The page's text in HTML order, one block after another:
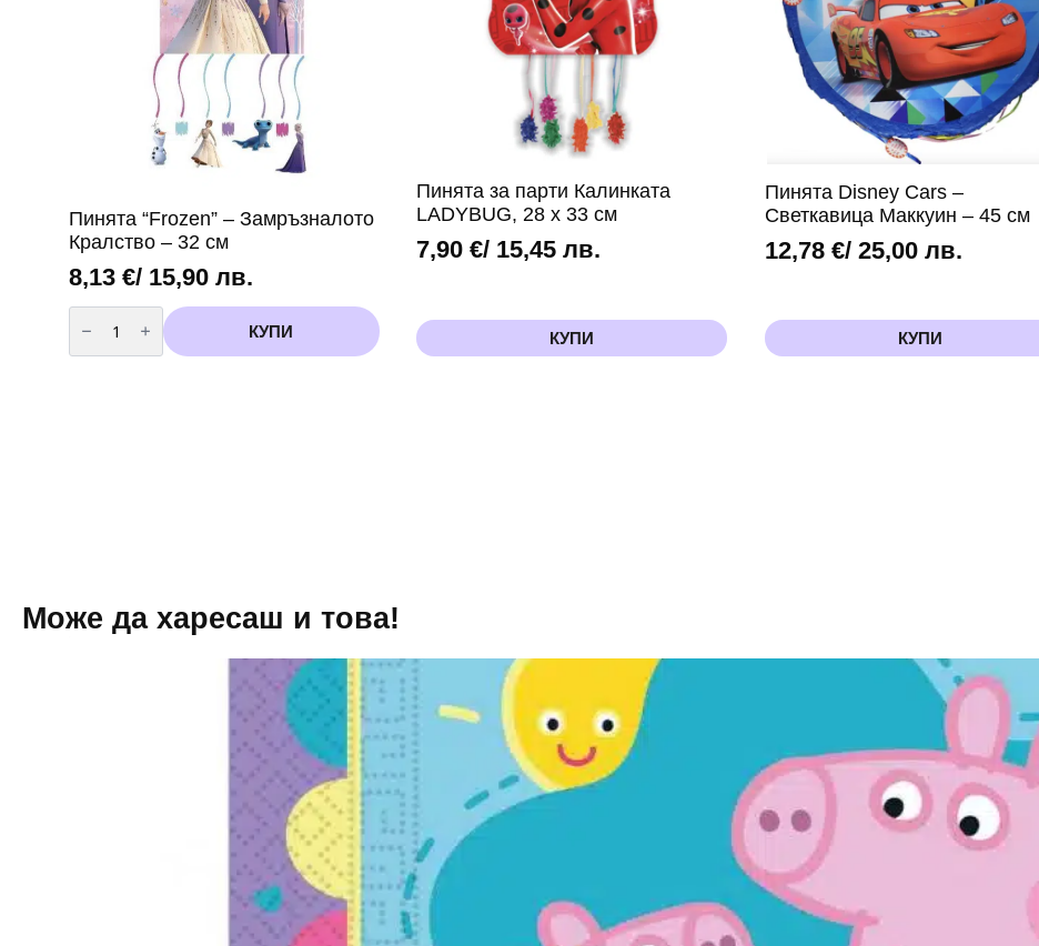
Пинята “Frozen” – Замръзналото
Кралство – 32 см
8,13 €/ 15,90 лв.
количество
за
Пинята
“Frozen”
КУПИ
Пинята за парти Калинката
LADYBUG, 28 х 33 см
7,90€/ 15,45 лв.
КУПИ
Пинята Disney Cars –
Светкавица Маккуин – 45 см
12,78 €/ 25,00 лв.
КУПИ
Може да харесаш и това!